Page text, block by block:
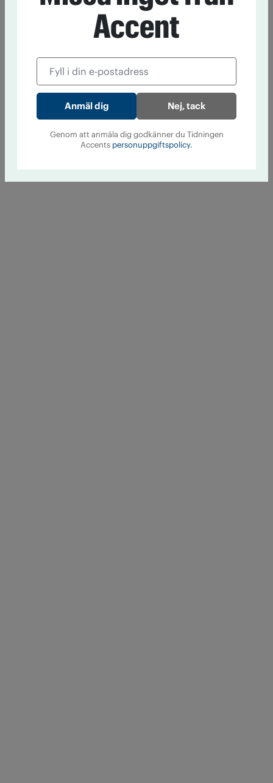
Accent
Nej, tack
Genom att anmäla dig godkänner du Tidningen
Accents personuppgiftspolicy.